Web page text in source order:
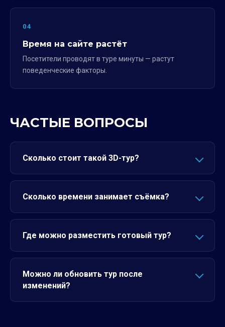
04
Время на сайте растёт
Посетители проводят в туре минуты — растут
поведенческие факторы.
ЧАСТЫЕ ВОПРОСЫ
Сколько стоит такой 3D-тур?
Сколько времени занимает съёмка?
Где можно разместить готовый тур?
Можно ли обновить тур после
изменений?